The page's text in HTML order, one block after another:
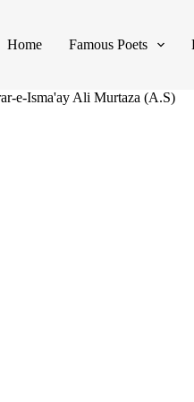
Home Famous Poets